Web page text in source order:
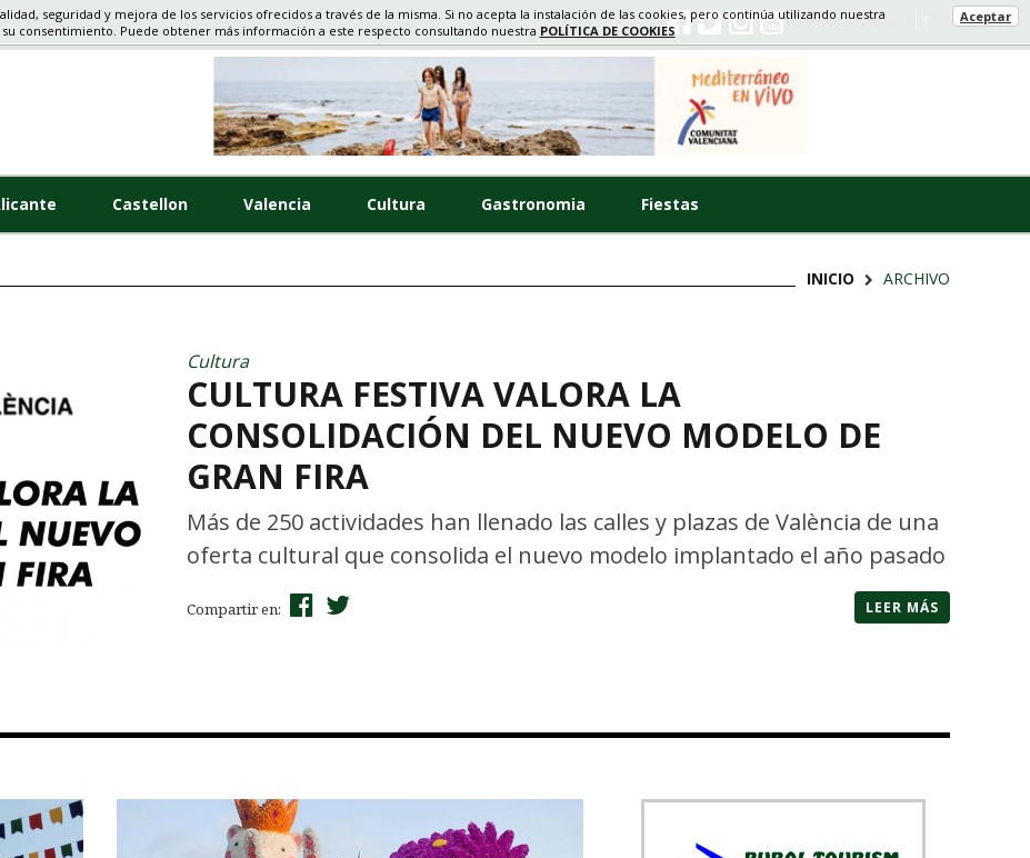
Select Language
Castellon Valencia Cultura Gastronomia Fiestas
INICIO ARCHIVO
Cultura
CULTURA FESTIVA VALORA LA
CONSOLIDACIÓN DEL NUEVO MODELO DE
GRAN FIRA
Más de 250 actividades han llenado las calles y plazas de València de una
oferta cultural que consolida el nuevo modelo implantado el año pasado
Compartir en: LEER MÁS
seguridad y mejora de los servicios ofrecidos a través de la misma. Si no acepta la instalación de las cookies, pero continúa utilizando nuestra
consentimiento. Puede obtener más información a este respecto consultando nuestra POLÍTICA DE COOKIES
Aceptar